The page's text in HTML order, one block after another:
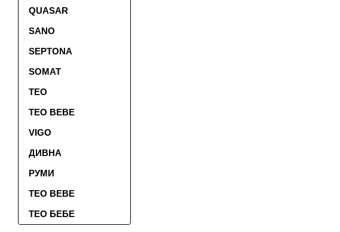
QUASAR
SANO
SEPTONA
SOMAT
TEO
TEO BEBE
VIGO
ДИВНА
РУМИ
ТЕО BEBE
ТЕО БЕБЕ